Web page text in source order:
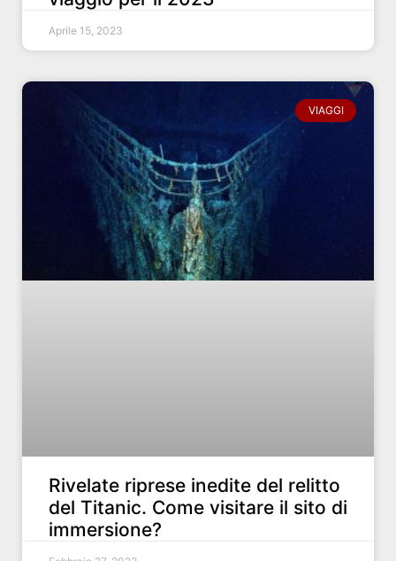
Aprile 15, 2023
VIAGGI
Rivelate riprese inedite del relitto
del Titanic. Come visitare il sito di
immersione?